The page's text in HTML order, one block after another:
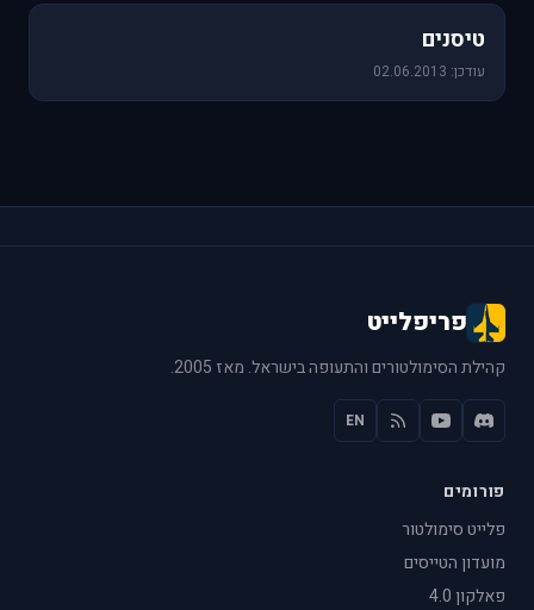
טיסנים
עודכן: 02.06.2013
פריפלייט
קהילת הסימולטורים והתעופה בישראל. מאז 2005.
EN
פורומים
פלייט סימולטור
מועדון הטייסים
פאלקון 4.0